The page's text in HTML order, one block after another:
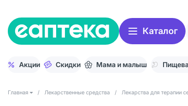
Каталог
Акции Скидки Мама и малыш
Главная / Лекарственные средства / Лекарства для терапии